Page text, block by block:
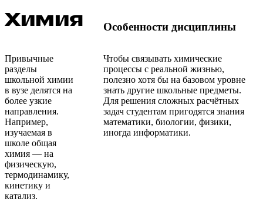
Химия Особенности дисциплины
Привычные
разделы
школьной химии
в вузе делятся на
более узкие
направления.
Например,
изучаемая в
школе общая
химия — на
физическую,
термодинамику,
кинетику и
катализ.
Чтобы связывать химические
процессы с реальной жизнью,
полезно хотя бы на базовом уровне
знать другие школьные предметы.
Для решения сложных расчётных
задач студентам пригодятся знания
математики, биологии, физики,
иногда информатики.